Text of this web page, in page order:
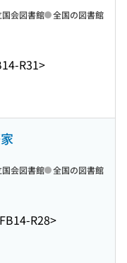
R31>
国会図書館 全国の図書館
R28>
国会図書館 全国の図書館